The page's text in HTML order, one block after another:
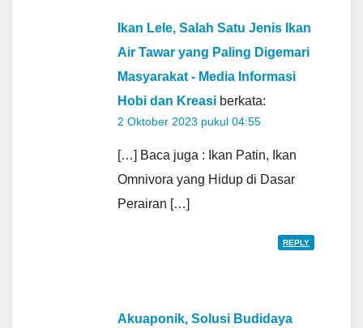
Ikan Lele, Salah Satu Jenis Ikan
Air Tawar yang Paling Digemari
Masyarakat - Media Informasi
Hobi dan Kreasi berkata:
2 Oktober 2023 pukul 04:55
[…] Baca juga : Ikan Patin, Ikan
Omnivora yang Hidup di Dasar
Perairan […]
REPLY
Akuaponik, Solusi Budidaya